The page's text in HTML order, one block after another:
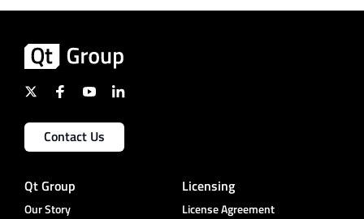
Contact Us
Qt Group
Our Story
Licensing
License Agreement